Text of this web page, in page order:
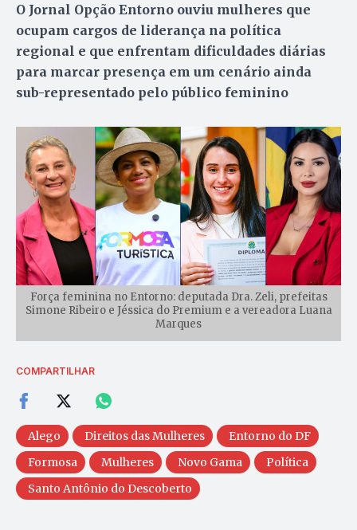
O Jornal Opção Entorno ouviu mulheres que
ocupam cargos de liderança na política
regional e que enfrentam dificuldades diárias
para marcar presença em um cenário ainda
sub-representado pelo público feminino
Força feminina no Entorno: deputada Dra. Zeli, prefeitas
Simone Ribeiro e Jéssica do Premium e a vereadora Luana
Marques
COMPARTILHAR
Alego Direitos das Mulheres
Entorno do DF
Formosa
Mulheres Novo Gama
Política
Santo Antônio do Descoberto